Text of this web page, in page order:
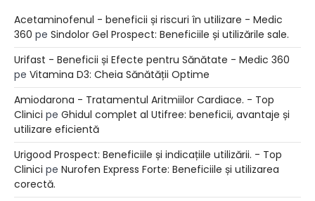
Acetaminofenul - beneficii și riscuri în utilizare - Medic
360 pe Sindolor Gel Prospect: Beneficiile și utilizările sale.
Urifast - Beneficii și Efecte pentru Sănătate - Medic 360
pe Vitamina D3: Cheia Sănătății Optime
Amiodarona - Tratamentul Aritmiilor Cardiace. - Top
Clinici pe Ghidul complet al Utifree: beneficii, avantaje și
utilizare eficientă
Urigood Prospect: Beneficiile și indicațiile utilizării. - Top
Clinici pe Nurofen Express Forte: Beneficiile și utilizarea
corectă.